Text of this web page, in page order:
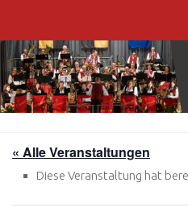
« Alle Veranstaltungen
Diese Veranstaltung hat